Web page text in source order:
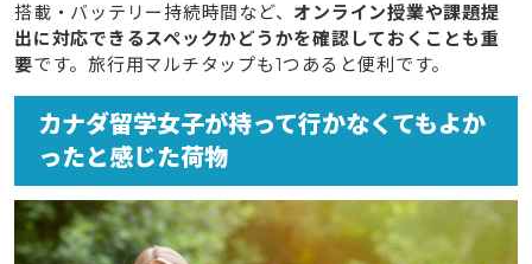
搭載・バッテリー持続時間など、 オンライン授業や課題提
出に対応できるスペックかどうかを確認しておくことも重
要です。旅行用マルチタップも1つあると便利です。
カナダ留学女子が持って行かなくてもよか
ったと感じた荷物